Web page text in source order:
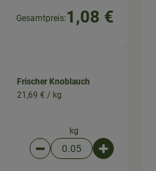
Gesamtpreis: 1,08 €
Frischer Knoblauch
21,69 € / kg
kg
Artikelanzahl